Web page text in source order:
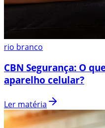
rio branco
CBN Segurança: O
aparelho celular?
Ler matéria